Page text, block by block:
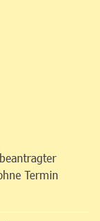
Termin